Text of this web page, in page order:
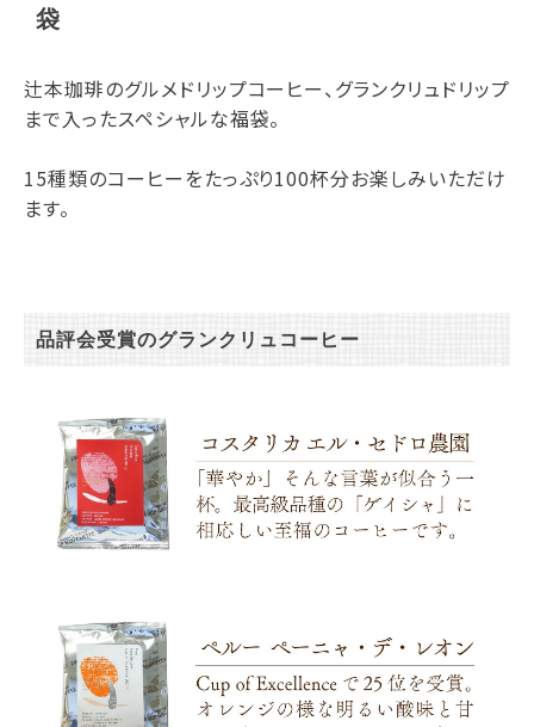
袋
辻本珈琲のグルメドリップコーヒー、グランクリュドリップ
まで入ったスペシャルな福袋。
15種類のコーヒーをたっぷり100杯分お楽しみいただけ
ます。
品評会受賞のグランクリュコーヒー